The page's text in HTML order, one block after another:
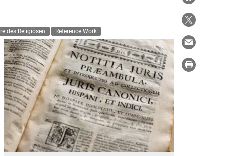
des Religiösen Reference Work